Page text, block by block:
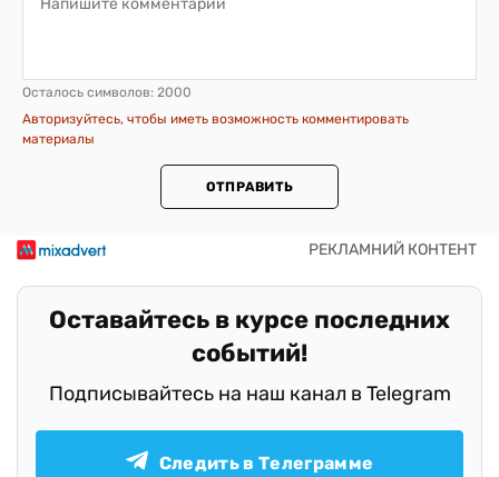
Осталось символов: 2000
Авторизуйтесь, чтобы иметь возможность комментировать
материалы
ОТПРАВИТЬ
Оставайтесь в курсе последних
событий!
Подписывайтесь на наш канал в Telegram
Следить в Телеграмме